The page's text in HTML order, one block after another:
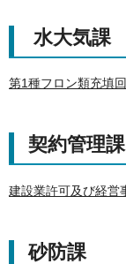
水大気課
第1種フロン類充填
契約管理課
建設業許可及び経営
砂防課